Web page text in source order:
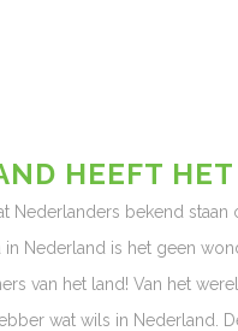
HEEFT
Nederlanders bekend
in Nederland is het geen
van het land! Van het
wat wils in Nederland.